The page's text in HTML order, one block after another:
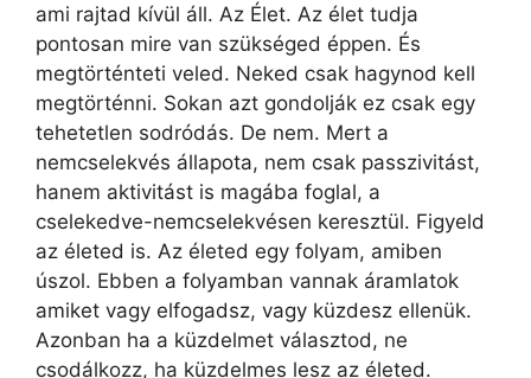
ami rajtad kívül áll. Az Élet. Az élet tudja
pontosan mire van szükséged éppen. És
megtörténteti veled. Neked csak hagynod kell
megtörténni. Sokan azt gondolják ez csak egy
tehetetlen sodródás. De nem. Mert a
nemcselekvés állapota, nem csak passzivitást,
hanem aktivitást is magába foglal, a
cselekedve-nemcselekvésen keresztül. Figyeld
az életed is. Az életed egy folyam, amiben
úszol. Ebben a folyamban vannak áramlatok
amiket vagy elfogadsz, vagy küzdesz ellenük.
Azonban ha a küzdelmet választod, ne
csodálkozz, ha küzdelmes lesz az életed.